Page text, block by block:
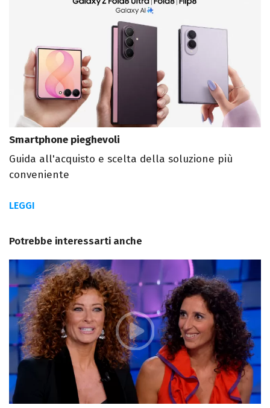
Smartphone pieghevoli
Guida all'acquisto e scelta della soluzione più
conveniente
LEGGI
Potrebbe interessarti anche